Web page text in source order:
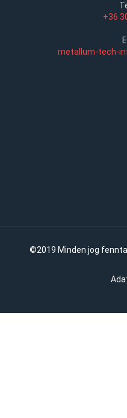
+36
metallum-tech-
©2019 Minden jog